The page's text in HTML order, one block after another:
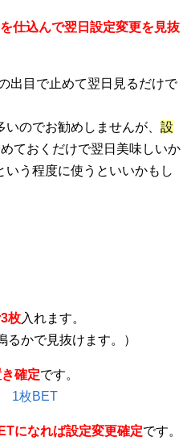
仕込んで翌日設定変更を見抜
出目で止めて翌日見るだけで
のでお勧めしませんが、 設
ておくだけで翌日美味しいか
う程度に使うといいかもし
枚入れます。
るかで見抜けます。）
確定です。
になれば設定変更確定です。